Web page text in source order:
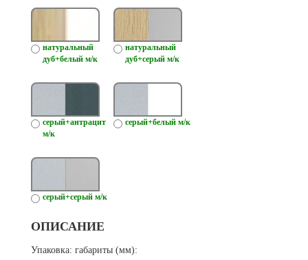
натуральный
дуб+белый м/к
натуральный
дуб+серый м/к
серый+антрацит
м/к
серый+белый м/к
серый+серый м/к
ОПИСАНИЕ
Упаковка: габариты (мм):